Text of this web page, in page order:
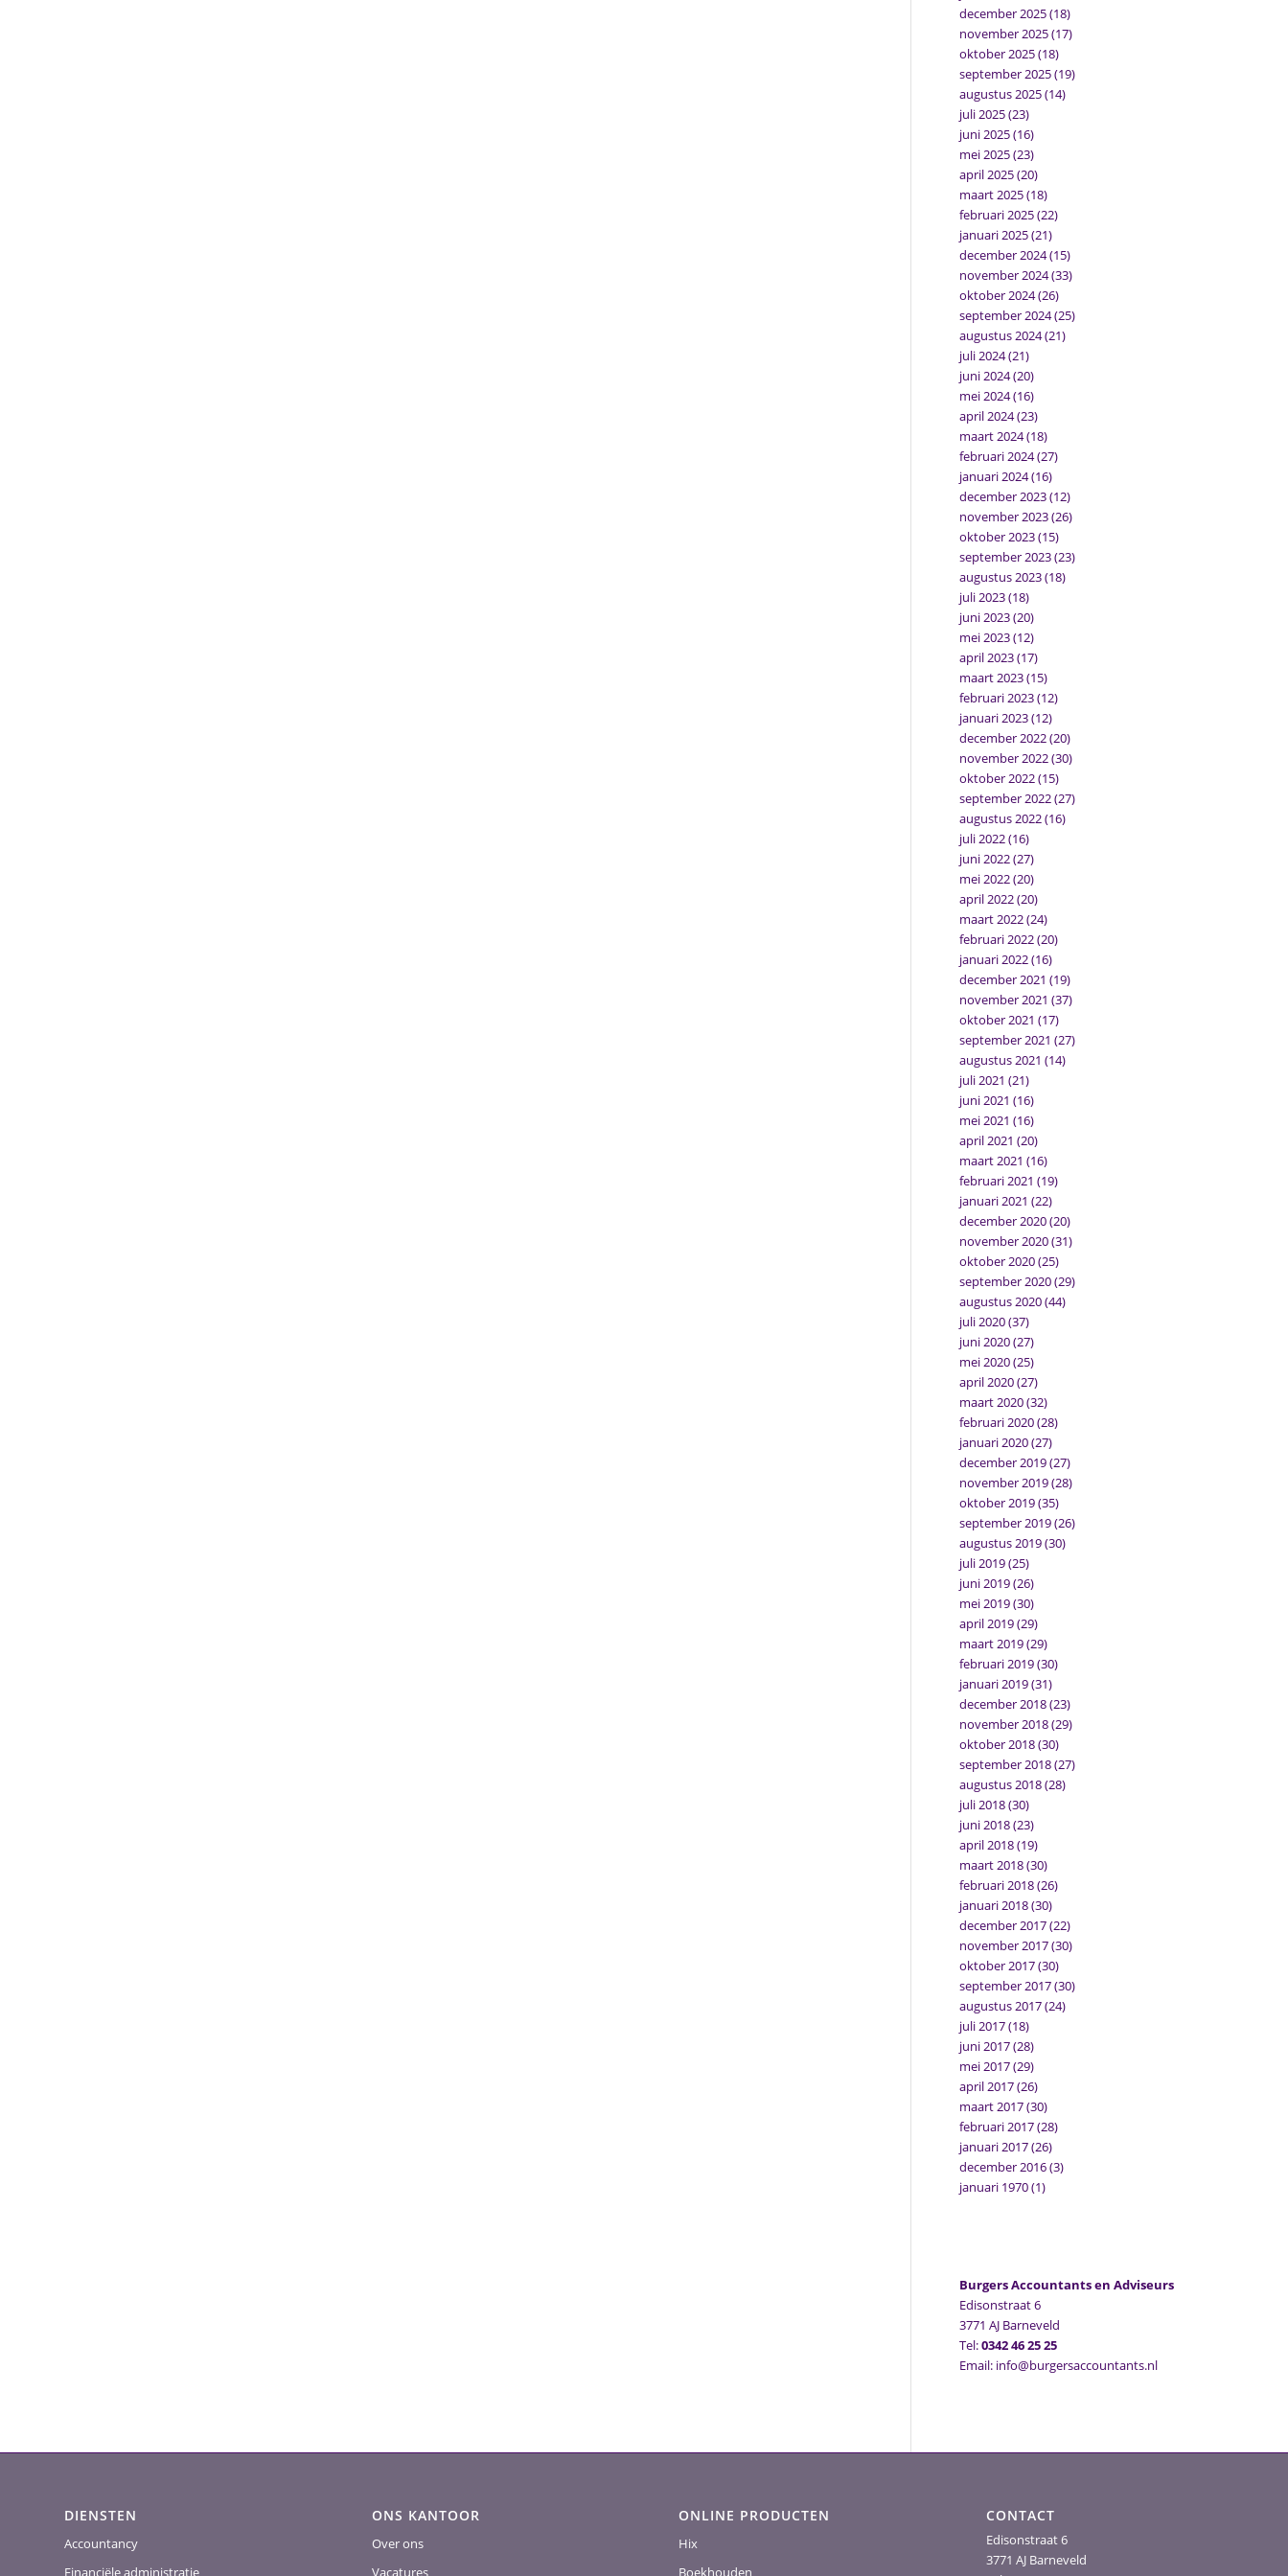
december 2025(18)
november 2025(17)
oktober 2025(18)
september 2025(19)
augustus 2025(14)
juli 2025(23)
juni 2025(16)
mei 2025(23)
april 2025(20)
maart 2025(18)
februari 2025(22)
januari 2025(21)
december 2024(15)
november 2024(33)
oktober 2024(26)
september 2024(25)
augustus 2024(21)
juli 2024(21)
juni 2024(20)
mei 2024(16)
april 2024(23)
maart 2024(18)
februari 2024(27)
januari 2024(16)
december 2023(12)
november 2023(26)
oktober 2023(15)
september 2023(23)
augustus 2023(18)
juli 2023(18)
juni 2023(20)
mei 2023(12)
april 2023(17)
maart 2023(15)
februari 2023(12)
januari 2023(12)
december 2022(20)
november 2022(30)
oktober 2022(15)
september 2022(27)
augustus 2022(16)
juli 2022(16)
juni 2022(27)
mei 2022(20)
april 2022(20)
maart 2022(24)
februari 2022(20)
januari 2022(16)
december 2021 (19)
november 2021 (37)
oktober 2021 (17)
september 2021 (27)
augustus 2021 (14)
juli 2021 (21)
juni 2021 (16)
mei 2021 (16)
april 2021 (20)
maart 2021 (16)
februari 2021 (19)
januari 2021 (22)
december 2020(20)
november 2020(31)
oktober 2020(25)
september 2020(29)
augustus 2020(44)
juli 2020(37)
juni 2020(27)
mei 2020(25)
april 2020(27)
maart 2020(32)
februari 2020(28)
januari 2020(27)
december 2019(27)
november 2019(28)
oktober 2019(35)
september 2019(26)
augustus 2019(30)
juli 2019(25)
juni 2019(26)
mei 2019(30)
april 2019(29)
maart 2019(29)
februari 2019(30)
januari 2019(31)
december 2018(23)
november 2018(29)
oktober 2018(30)
september 2018(27)
augustus 2018(28)
juli 2018(30)
juni 2018(23)
april 2018(19)
maart 2018(30)
februari 2018(26)
januari 2018(30)
december 2017(22)
november 2017(30)
oktober 2017(30)
september 2017(30)
augustus 2017(24)
juli 2017(18)
juni 2017(28)
mei 2017(29)
april 2017(26)
maart 2017(30)
februari 2017(28)
januari 2017(26)
december 2016(3)
januari 1970(1)
Burgers Accountants en Adviseurs
Edisonstraat 6
3771 AJ Barneveld
Tel:0342 46 25 25
Email: info@burgersaccountants.nl
DIENSTEN
Accountancy
Financiële administratie
ONS KANTOOR
Over ons
Vacatures
ONLINE PRODUCTEN
Hix
Boekhouden
CONTACT
Edisonstraat 6
3771 AJ Barneveld